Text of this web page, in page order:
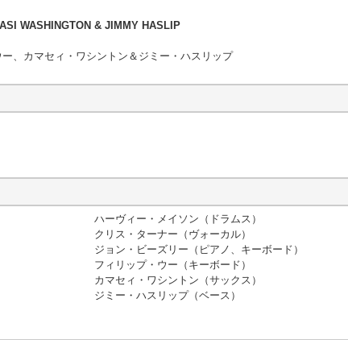
WASHINGTON & JIMMY HASLIP
、カマセィ・ワシントン＆ジミー・ハスリップ
ハーヴィー・メイソン（ドラムス）
クリス・ターナー（ヴォーカル）
ジョン・ビーズリー（ピアノ、キーボード）
フィリップ・ウー（キーボード）
カマセィ・ワシントン（サックス）
ジミー・ハスリップ（ベース）